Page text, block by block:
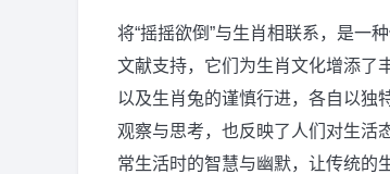
将“摇摇欲倒”与生肖相联系，是一
文献支持，它们为生肖文化增添了
以及生肖兔的谨慎行进，各自以独
观察与思考，也反映了人们对生活
常生活时的智慧与幽默，让传统的